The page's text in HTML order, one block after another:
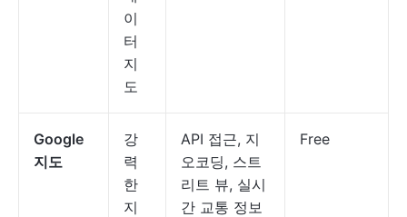
이
터
지
도
Google
지도
강
력
한
지
API 접근, 지
오코딩, 스트
리트 뷰, 실시
간 교통 정보
Free